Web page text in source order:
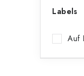
e
Labels
Auf